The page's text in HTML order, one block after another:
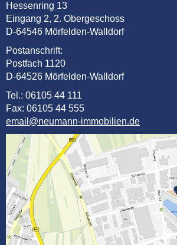
Hessenring 13
Eingang 2, 2. Obergeschoss
D-64546 Mörfelden-Walldorf
Postanschrift:
Postfach 1120
D-64526 Mörfelden-Walldorf
Tel.: 06105 44 111
Fax: 06105 44 555
email@neumann-immobilien.de